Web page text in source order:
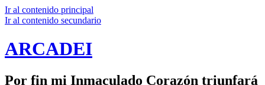
Ir al contenido principal
Ir al contenido secundario
ARCADEI
Por fin mi Inmaculado Corazón triunfará